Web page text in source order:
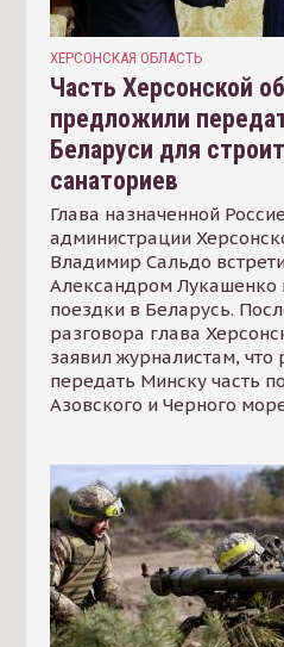
ХЕРСОНСКАЯ ОБЛАСТЬ
Часть Херсонской
предложили
Беларуси для
санаториев
Глава назначенной
администрации
Владимир Сальдо
Александром Лукашенко
поездки в Беларусь.
разговора глава
заявил журналистам, что
передать Минску часть
Азовского и Черного